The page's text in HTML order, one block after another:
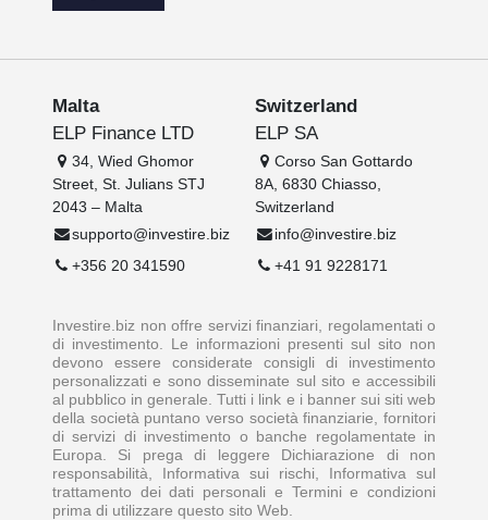
Malta
ELP Finance LTD
34, Wied Ghomor
Street, St. Julians STJ
2043 – Malta
supporto@investire.biz
+356 20 341590
Switzerland
ELP SA
Corso San Gottardo
8A, 6830 Chiasso,
Switzerland
info@investire.biz
+41 91 9228171
Investire.biz non offre servizi finanziari, regolamentati o
di investimento. Le informazioni presenti sul sito non
devono essere considerate consigli di investimento
personalizzati e sono disseminate sul sito e accessibili
al pubblico in generale. Tutti i link e i banner sui siti web
della società puntano verso società finanziarie, fornitori
di servizi di investimento o banche regolamentate in
Europa. Si prega di leggere Dichiarazione di non
responsabilità, Informativa sui rischi, Informativa sul
trattamento dei dati personali e Termini e condizioni
prima di utilizzare questo sito Web.